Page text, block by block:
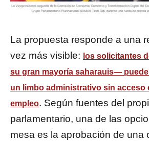
La propuesta responde a una
vez más visible: los solicitantes
su gran mayoría saharauis—
un limbo administrativo sin acceso
empleo. Según fuentes del
parlamentario, una de las
mesa es la aprobación de una